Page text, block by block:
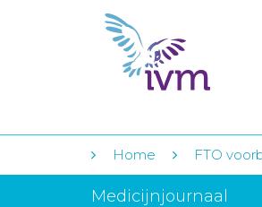
Home FTO
Medicijnjournaal